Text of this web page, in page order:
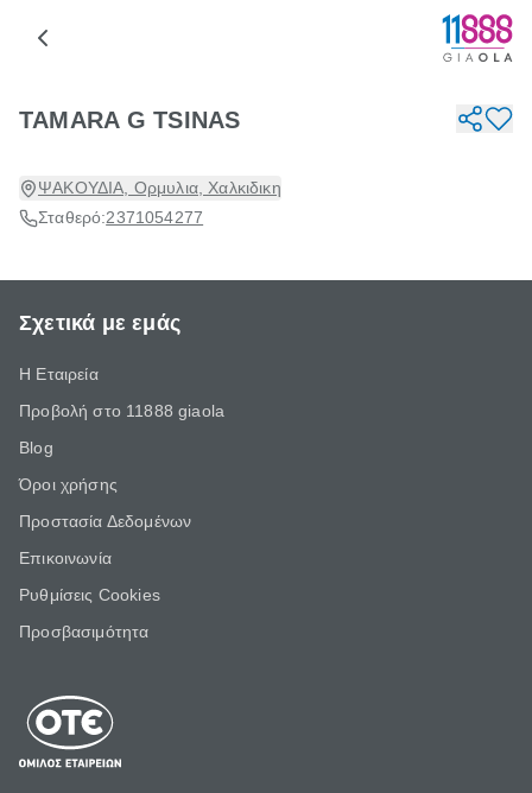
TAMARA G TSINAS
ΨΑΚΟΥΔΙΑ, Ορμυλια, Χαλκιδικη
Σταθερό:2371054277
Σχετικά με εμάς
Η Εταιρεία
Προβολή στο 11888 giaola
Blog
Όροι χρήσης
Προστασία Δεδομένων
Επικοινωνία
Ρυθμίσεις Cookies
Προσβασιμότητα